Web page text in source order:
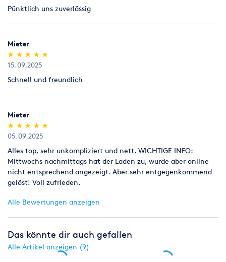
Legitimation
Als Neukunde bitten wir Sie einen gültigen amtlichen
(Personalausweis).
Pünktlich uns zuverlässig
Mieter
(*)
★
★
(*) ★
★
(*) ★
★
(*) ★
★
(*) ★
★
15.09.2025
Schnell und freundlich
Mieter
(*)
★
★
(*) ★
★
(*) ★
★
(*) ★
★
(*) ★
★
05.09.2025
Alles top, sehr unkompliziert und nett. WICHTIGE INFO:
Mittwochs nachmittags hat der Laden zu, wurde aber online
nicht entsprechend angezeigt. Aber sehr entgegenkommend
gelöst! Voll zufrieden.
Alle Bewertungen anzeigen
Das könnte dir auch gefallen
Alle Artikel anzeigen (9)